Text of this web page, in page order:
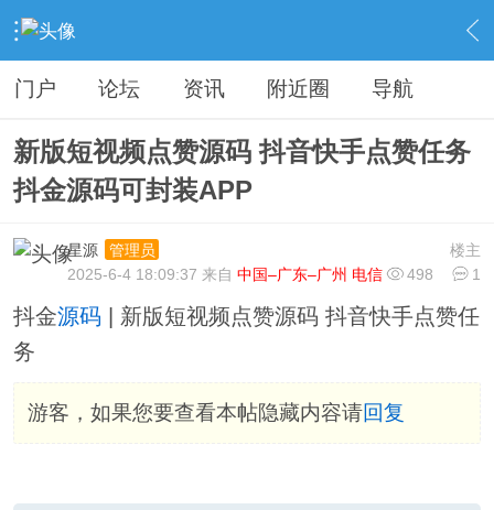
› 分类信息 › 源码模板 › 内容
门户 论坛 资讯 附近圈 导航
新版短视频点赞源码 抖音快手点赞任务
抖金源码可封装APP
楼主
星源
管理员
498
1
2025-6-4 18:09:37 来自 中国–广东–广州 电信
抖金源码 | 新版短视频点赞源码 抖音快手点赞任
务
游客，如果您要查看本帖隐藏内容请回复